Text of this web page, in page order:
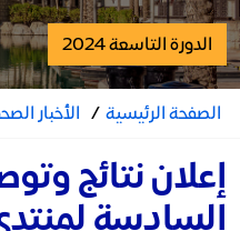
الدورة التاسعة 2024
الصفحة الرئيسية/ الأخبار
إعلان نتائج
السادسة